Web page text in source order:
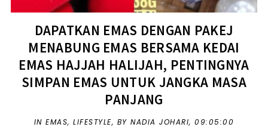
DAPATKAN EMAS DENGAN PAKEJ
MENABUNG EMAS BERSAMA KEDAI
EMAS HAJJAH HALIJAH, PENTINGNYA
SIMPAN EMAS UNTUK JANGKA MASA
PANJANG
INEMAS,LIFESTYLE, BY NADIA JOHARI,09:05:00